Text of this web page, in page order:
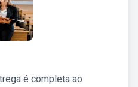
é completa ao